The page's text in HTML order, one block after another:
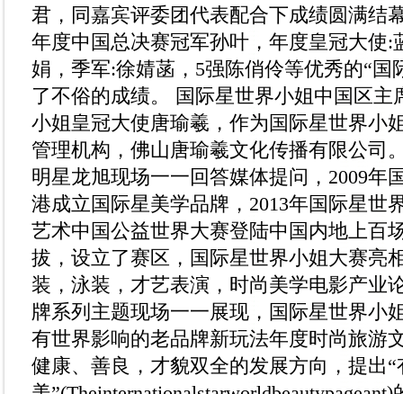
君，同嘉宾评委团代表配合下成绩圆满结
年度中国总决赛冠军孙叶，年度皇冠大使:
娟，季军:徐婧菡，5强陈俏伶等优秀的“国
了不俗的成绩。 国际星世界小姐中国区主
小姐皇冠大使唐瑜羲，作为国际星世界小
管理机构，佛山唐瑜羲文化传播有限公司
明星龙旭现场一一回答媒体提问，2009年
港成立国际星美学品牌，2013年国际星世
艺术中国公益世界大赛登陆中国内地上百
拔，设立了赛区，国际星世界小姐大赛亮
装，泳装，才艺表演，时尚美学电影产业
牌系列主题现场一一展现，国际星世界小
有世界影响的老品牌新玩法年度时尚旅游
健康、善良，才貌双全的发展方向，提出“